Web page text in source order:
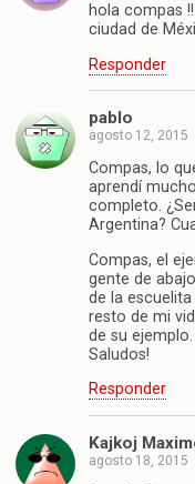
hola compas
ciudad de
Responder
pablo
agosto 12, 2015
Compas, lo
aprendí
completo.
Argentina?
Compas, el
gente de
de la
resto de mi
de su ejemplo.
Saludos!
Responder
Kajkoj
agosto 18, 2015